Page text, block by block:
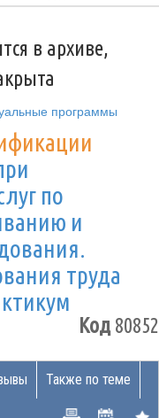
в архиве,
программы
по
и
труда
Код80852
Также по теме